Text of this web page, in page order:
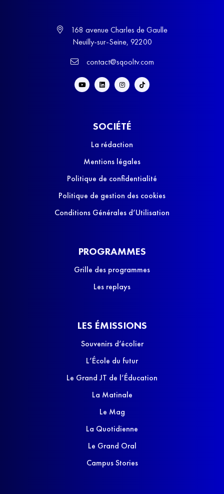
168 avenue Charles de Gaulle
Neuilly-sur-Seine, 92200
contact@sqooltv.com
SOCIÉTÉ
La rédaction
Mentions légales
Politique de confidentialité
Politique de gestion des cookies
Conditions Générales d’Utilisation
PROGRAMMES
Grille des programmes
Les replays
LES ÉMISSIONS
Souvenirs d’écolier
L’École du futur
Le Grand JT de l’Éducation
La Matinale
Le Mag
La Quotidienne
Le Grand Oral
Campus Stories